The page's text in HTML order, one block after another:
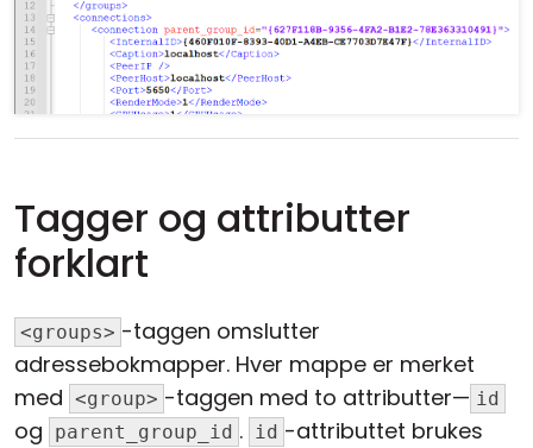
Tagger og attributter
forklart
<groups> -taggen omslutter
adressebokmapper. Hver mappe er merket
med <group> -taggen med to attributter— id
og parent_group_id . id -attributtet brukes